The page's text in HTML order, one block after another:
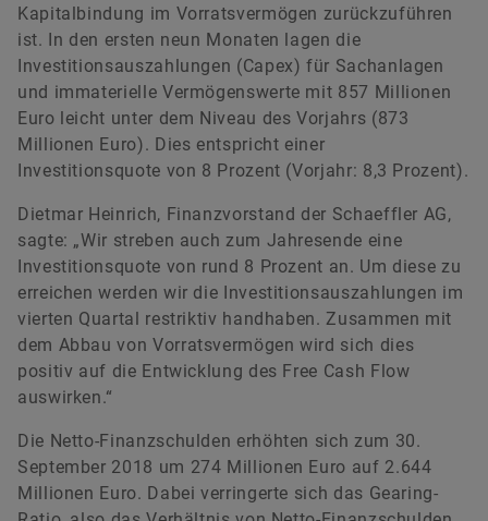
Kapitalbindung im Vorratsvermögen zurückzuführen
ist. In den ersten neun Monaten lagen die
Investitionsauszahlungen (Capex) für Sachanlagen
und immaterielle Vermögenswerte mit 857 Millionen
Euro leicht unter dem Niveau des Vorjahrs (873
Millionen Euro). Dies entspricht einer
Investitionsquote von 8 Prozent (Vorjahr: 8,3 Prozent).
Dietmar Heinrich, Finanzvorstand der Schaeffler AG,
sagte: „Wir streben auch zum Jahresende eine
Investitionsquote von rund 8 Prozent an. Um diese zu
erreichen werden wir die Investitionsauszahlungen im
vierten Quartal restriktiv handhaben. Zusammen mit
dem Abbau von Vorratsvermögen wird sich dies
positiv auf die Entwicklung des Free Cash Flow
auswirken.“
Die Netto-Finanzschulden erhöhten sich zum 30.
September 2018 um 274 Millionen Euro auf 2.644
Millionen Euro. Dabei verringerte sich das Gearing-